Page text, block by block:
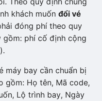
khách muốn đổi vé
đóng phí theo quy
gồm: phí cố định cộng
máy bay cần chuẩn bị
gồm: Họ tên, Mã code,
Lộ trình bay, Ngày